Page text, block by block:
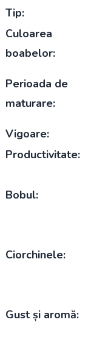
Tip:
Culoarea
boabelor:
Perioada de
maturare:
Vigoare:
Productivitate:
Bobul:
Ciorchinele:
Gust și aromă: